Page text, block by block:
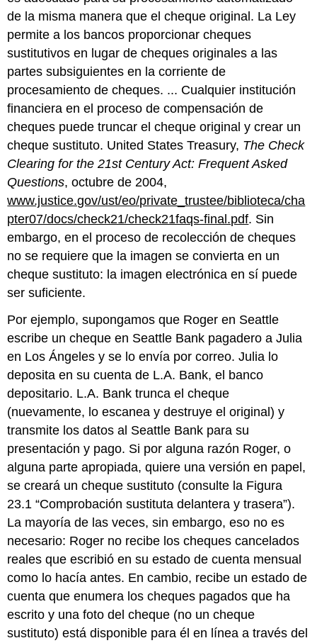
de la misma manera que el cheque original. La Ley
permite a los bancos proporcionar cheques
sustitutivos en lugar de cheques originales a las
partes subsiguientes en la corriente de
procesamiento de cheques. ... Cualquier institución
financiera en el proceso de compensación de
cheques puede truncar el cheque original y crear un
cheque sustituto. United States Treasury, The Check
Clearing for the 21st Century Act: Frequent Asked
Questions, octubre de 2004,
www.justice.gov/ust/eo/private_trustee/biblioteca/cha
pter07/docs/check21/check21faqs-final.pdf. Sin
embargo, en el proceso de recolección de cheques
no se requiere que la imagen se convierta en un
cheque sustituto: la imagen electrónica en sí puede
ser suficiente.
Por ejemplo, supongamos que Roger en Seattle
escribe un cheque en Seattle Bank pagadero a Julia
en Los Ángeles y se lo envía por correo. Julia lo
deposita en su cuenta de L.A. Bank, el banco
depositario. L.A. Bank trunca el cheque
(nuevamente, lo escanea y destruye el original) y
transmite los datos al Seattle Bank para su
presentación y pago. Si por alguna razón Roger, o
alguna parte apropiada, quiere una versión en papel,
se creará un cheque sustituto (consulte la Figura
23.1 “Comprobación sustituta delantera y trasera”).
La mayoría de las veces, sin embargo, eso no es
necesario: Roger no recibe los cheques cancelados
reales que escribió en su estado de cuenta mensual
como lo hacía antes. En cambio, recibe un estado de
cuenta que enumera los cheques pagados que ha
escrito y una foto del cheque (no un cheque
sustituto) está disponible para él en línea a través del